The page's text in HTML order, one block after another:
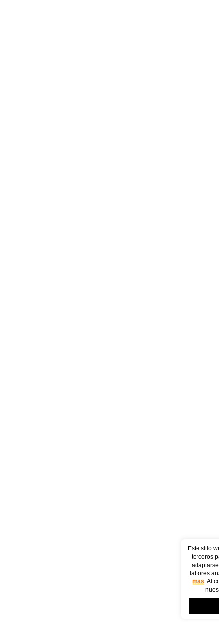
Este sitio
terceros
labores
mas. Al